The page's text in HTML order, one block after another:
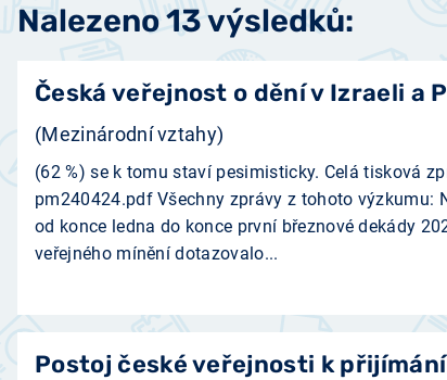
Nalezeno 13 výsledků:
Česká veřejnost o dění v Izraeli a
(Mezinárodní vztahy)
(62 %) se k tomu staví pesimisticky. Celá tisková
pm240424.pdf Všechny zprávy z tohoto výzkumu:
od konce ledna do konce první březnové dekády
veřejného mínění dotazovalo...
Postoj české veřejnosti k